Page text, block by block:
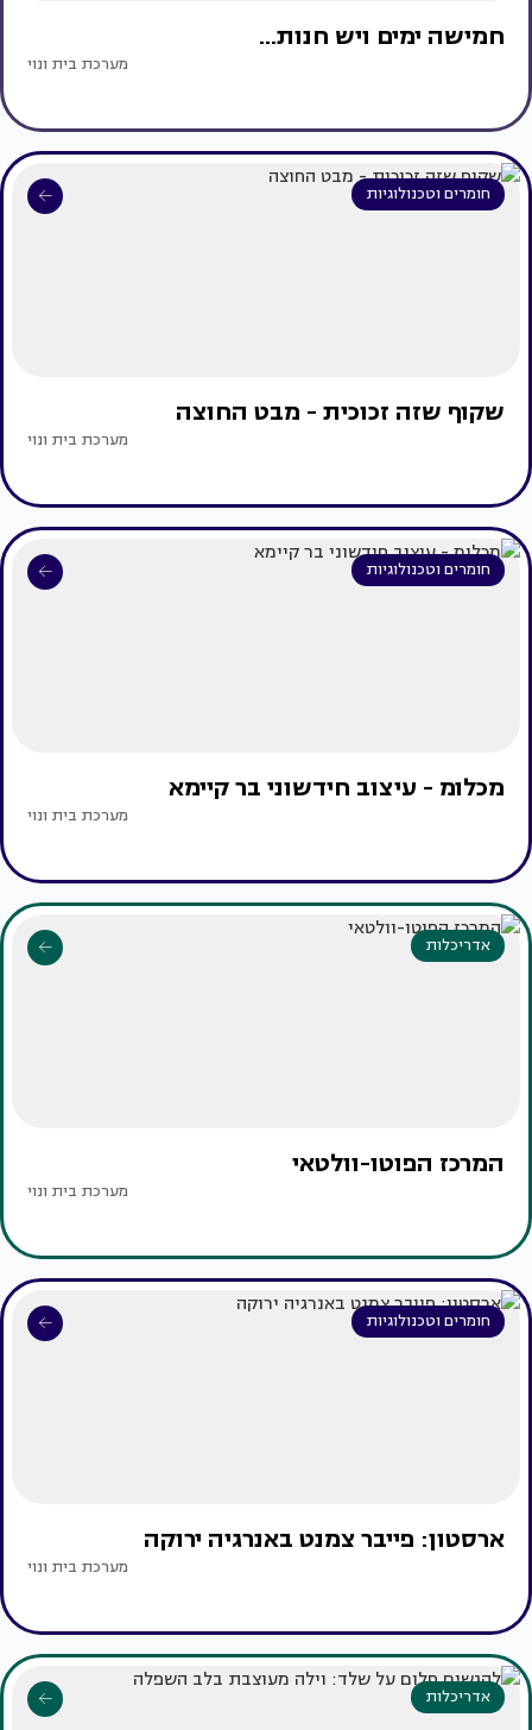
חמישה ימים ויש חנות...
מערכת בית ונוי
חומרים וטכנולוגיות
שקוף שזה זכוכית - מבט החוצה
מערכת בית ונוי
חומרים וטכנולוגיות
מכלומ - עיצוב חידשוני בר קיימא
מערכת בית ונוי
אדריכלות
המרכז הפוטו-וולטאי
מערכת בית ונוי
חומרים וטכנולוגיות
ארסטון: פייבר צמנט באנרגיה ירוקה
מערכת בית ונוי
אדריכלות